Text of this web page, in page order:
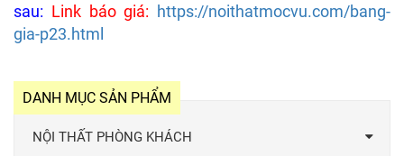
sau: Link báo giá: https://noithatmocvu.com/bang-
gia-p23.html
DANH MỤC SẢN PHẨM
NỘI THẤT PHÒNG KHÁCH